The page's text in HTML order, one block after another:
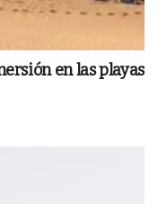
en las playas